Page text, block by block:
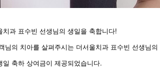
치과 표수빈 선생님의 생일을 축합니다!
님의 치아를 살펴주시는 더서울치과 표수빈 선생님의
일 축하 상여금이 제공되었습니다.